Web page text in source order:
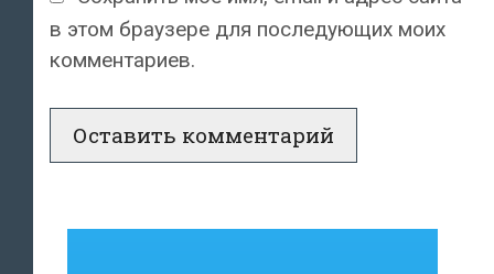
в этом браузере для последующих моих
комментариев.